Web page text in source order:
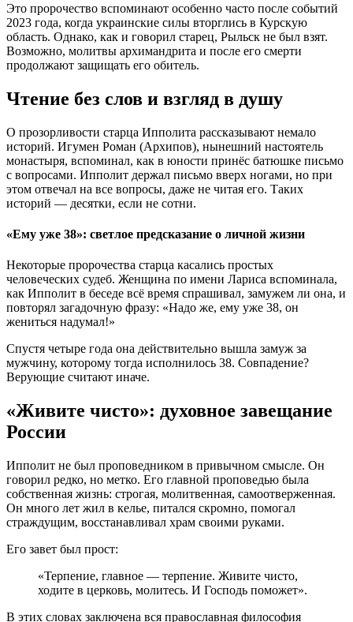
Это пророчество вспоминают особенно часто после событий
2023 года, когда украинские силы вторглись в Курскую
область. Однако, как и говорил старец, Рыльск не был взят.
Возможно, молитвы архимандрита и после его смерти
продолжают защищать его обитель.
Чтение без слов и взгляд в душу
О прозорливости старца Ипполита рассказывают немало
историй. Игумен Роман (Архипов), нынешний настоятель
монастыря, вспоминал, как в юности принёс батюшке письмо
с вопросами. Ипполит держал письмо вверх ногами, но при
этом отвечал на все вопросы, даже не читая его. Таких
историй — десятки, если не сотни.
«Ему уже 38»: светлое предсказание о личной жизни
Некоторые пророчества старца касались простых
человеческих судеб. Женщина по имени Лариса вспоминала,
как Ипполит в беседе всё время спрашивал, замужем ли она, и
повторял загадочную фразу: «Надо же, ему уже 38, он
жениться надумал!»
Спустя четыре года она действительно вышла замуж за
мужчину, которому тогда исполнилось 38. Совпадение?
Верующие считают иначе.
«Живите чисто»: духовное завещание
России
Ипполит не был проповедником в привычном смысле. Он
говорил редко, но метко. Его главной проповедью была
собственная жизнь: строгая, молитвенная, самоотверженная.
Он много лет жил в келье, питался скромно, помогал
страждущим, восстанавливал храм своими руками.
Его завет был прост:
«Терпение, главное — терпение. Живите чисто,
ходите в церковь, молитесь. И Господь поможет».
В этих словах заключена вся православная философия